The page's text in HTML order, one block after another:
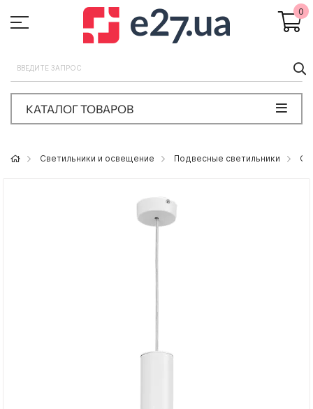
0
КАТАЛОГ ТОВАРОВ
Светильники и освещение Подвесные светильники